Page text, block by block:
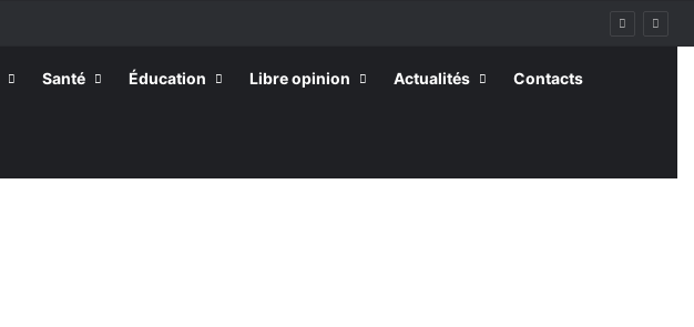
Santé Éducation Libre opinion Actualités Contacts